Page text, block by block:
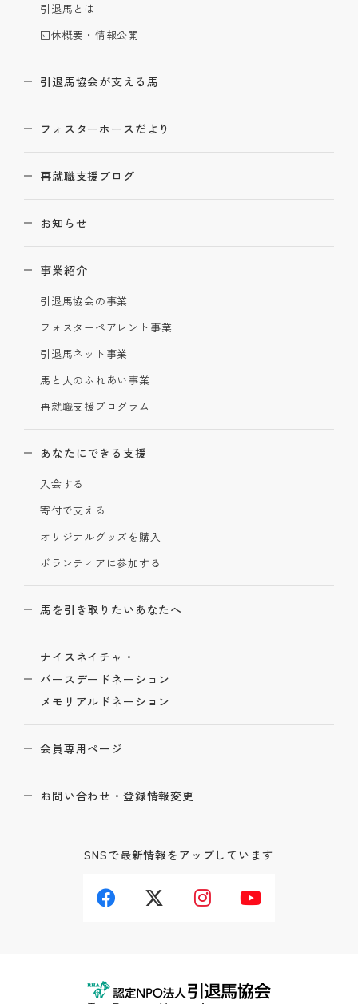
引退馬とは
団体概要・情報公開
引退馬協会が支える馬
フォスターホースだより
再就職支援ブログ
お知らせ
事業紹介
引退馬協会の事業
フォスターペアレント事業
引退馬ネット事業
馬と人のふれあい事業
再就職支援プログラム
あなたにできる支援
入会する
寄付で支える
オリジナルグッズを購入
ボランティアに参加する
馬を引き取りたいあなたへ
ナイスネイチャ・
バースデードネーション
メモリアルドネーション
会員専用ページ
お問い合わせ・登録情報変更
SNSで最新情報をアップしています